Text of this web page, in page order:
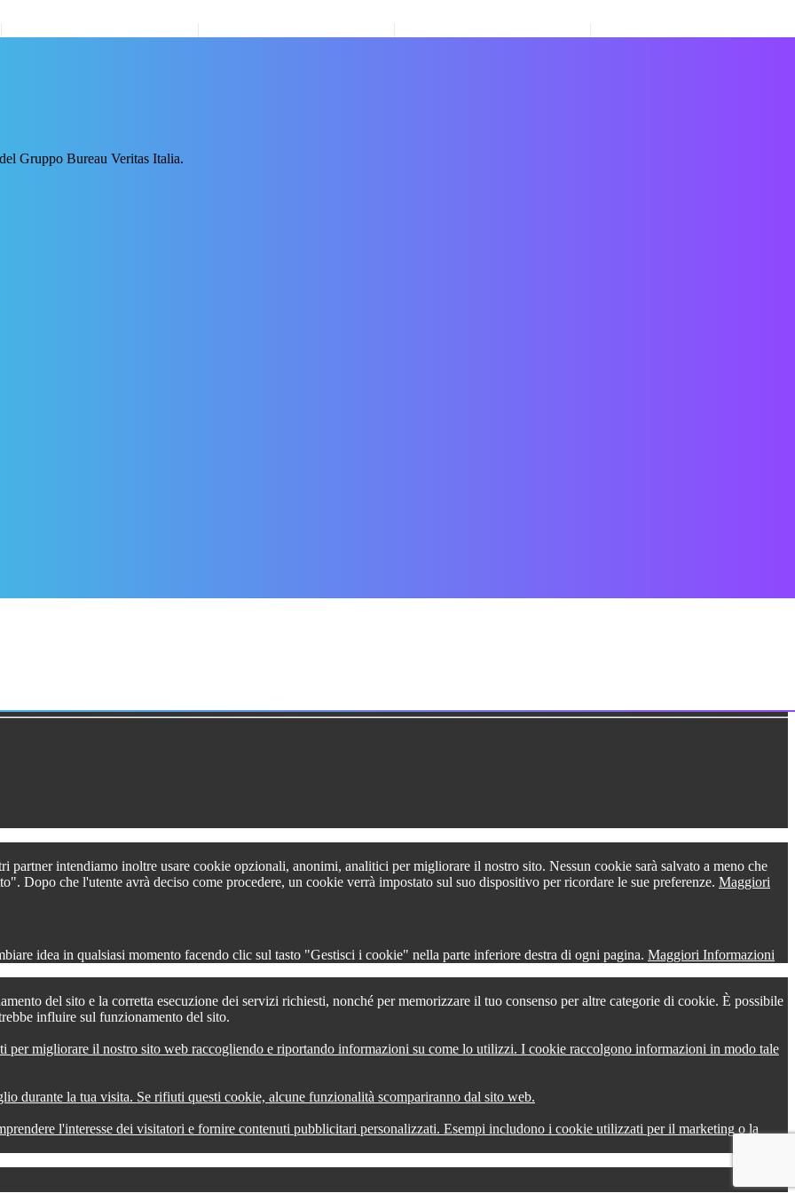
Gruppo Bureau Veritas Italia.
intendiamo inoltre usare cookie opzionali, anonimi, analitici per migliorare il nostro sito. Nessun cookie sarà salvato a meno che
Dopo che l'utente avrà deciso come procedere, un cookie verrà impostato sul suo dispositivo per ricordare le sue preferenze. Maggiori
idea in qualsiasi momento facendo clic sul tasto "Gestisci i cookie" nella parte inferiore destra di ogni pagina. Maggiori Informazioni
del sito e la corretta esecuzione dei servizi richiesti, nonché per memorizzare il tuo consenso per altre categorie di cookie. È possibile
influire sul funzionamento del sito.
per migliorare il nostro sito web raccogliendo e riportando informazioni su come lo utilizzi. I cookie raccolgono informazioni in modo tale
durante la tua visita. Se rifiuti questi cookie, alcune funzionalità scompariranno dal sito web.
l'interesse dei visitatori e fornire contenuti pubblicitari personalizzati. Esempi includono i cookie utilizzati per il marketing o la